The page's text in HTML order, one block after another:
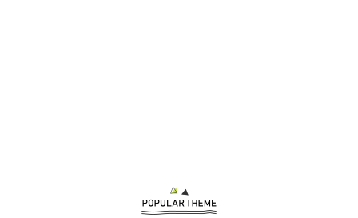
「毎日あんな感じで、見慣れた光景です。福は私たちが食事をし